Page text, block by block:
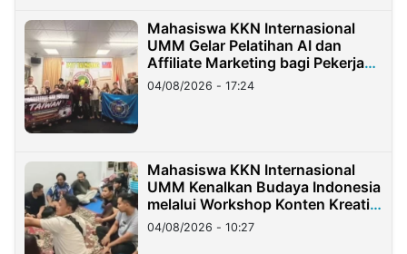
Mahasiswa KKN Internasional
UMM Gelar Pelatihan AI dan
Affiliate Marketing bagi Pekerja
Migran Indonesia di Taiwan
04/08/2026 - 17:24
Mahasiswa KKN Internasional
UMM Kenalkan Budaya Indonesia
melalui Workshop Konten Kreatif
di Taiwan
04/08/2026 - 10:27